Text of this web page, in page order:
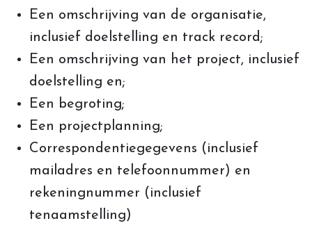
Een omschrijving van de organisatie,
inclusief doelstelling en track record;
Een omschrijving van het project, inclusief
doelstelling en;
Een begroting;
Een projectplanning;
Correspondentiegegevens (inclusief
mailadres en telefoonnummer) en
rekeningnummer (inclusief
tenaamstelling)